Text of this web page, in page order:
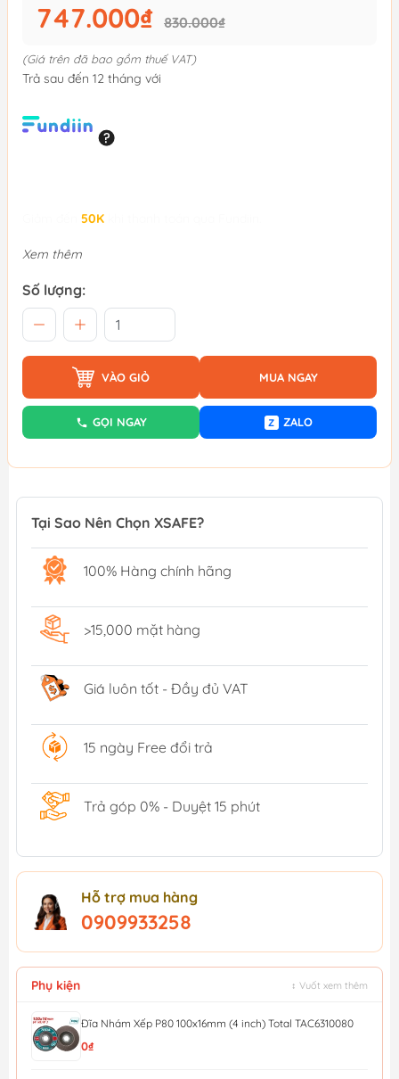
747.000₫ 830.000₫
(Giá trên đã bao gồm thuế VAT)
Trả sau đến 12 tháng với
50K
Xem thêm
Số lượng:
VÀO GIỎ MUA NGAY
GỌI NGAY Z ZALO
Tại Sao Nên Chọn XSAFE?
100% Hàng chính hãng
>15,000 mặt hàng
Giá luôn tốt - Đầy đủ VAT
15 ngày Free đổi trả
Trả góp 0% - Duyệt 15 phút
Hỗ trợ mua hàng
0909933258
Phụ kiện ↕ Vuốt xem thêm
Đĩa Nhám Xếp P80 100x16mm (4 inch) Total TAC6310080
0₫